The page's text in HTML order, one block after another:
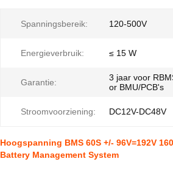
Spanningsbereik: 120-500V
Energieverbruik: ≤ 15 W
Garantie:
3 jaar voor
or BMU/PCB's
Stroomvoorziening: DC12V-DC48V
Hoogspanning BMS 60S +/- 96V=192V
Battery Management System